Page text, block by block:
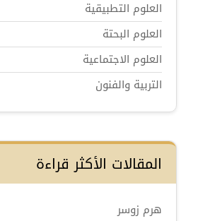
العلوم التطبيقية
العلوم البحتة
العلوم الاجتماعية
التربية والفنون
المقالات الأكثر قراءة
هرم زوسر